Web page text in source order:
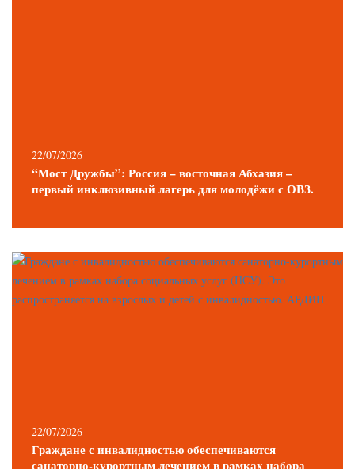
22/07/2026
“Мост Дружбы”: Россия – восточная Абхазия –
первый инклюзивный лагерь для молодёжи с ОВЗ.
22/07/2026
Граждане с инвалидностью обеспечиваются
санаторно-курортным лечением в рамках набора